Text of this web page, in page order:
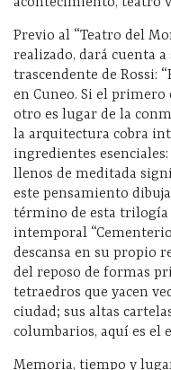
Previo al “Teatro del
realizado, dará cuenta
trascendente de Rossi:
en Cuneo. Si el primero
otro es lugar de la
la arquitectura cobra
ingredientes
llenos de meditada
este pensamiento
término de esta trilogía
intemporal
descansa en su propio
del reposo de formas
tetraedros que yacen
ciudad; sus altas
columbarios, aquí es el
Memoria, tiempo y